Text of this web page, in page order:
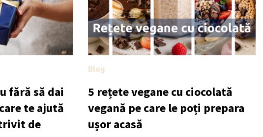
fără să dai
te ajută
de
Blog
5 rețete vegane cu ciocolată
vegană pe care le poți prepara
ușor acasă